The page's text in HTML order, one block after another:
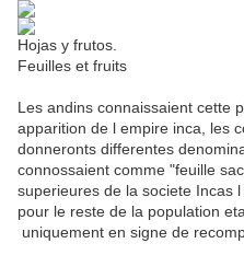
Hojas y frutos.
Feuilles et fruits
Les andins connaissaient cette
apparition de l empire inca, les
donneronts differentes
connossaient comme "feuille
superieures de la societe Incas
pour le reste de la population
uniquement en signe de